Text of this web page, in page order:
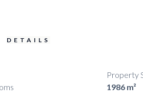
DETAILS
Property
1986 m²